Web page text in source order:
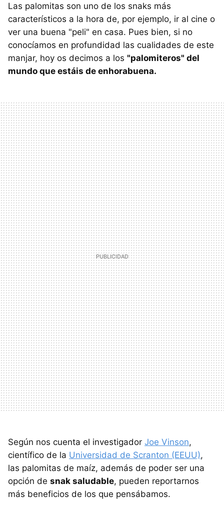
Las palomitas son uno de los snaks más
característicos a la hora de, por ejemplo, ir al cine o
ver una buena "peli" en casa. Pues bien, si no
conocíamos en profundidad las cualidades de este
manjar, hoy os decimos a los "palomiteros" del
mundo que estáis de enhorabuena.
Según nos cuenta el investigador Joe Vinson,
científico de la Universidad de Scranton (EEUU),
las palomitas de maíz, además de poder ser una
opción de snak saludable, pueden reportarnos
más beneficios de los que pensábamos.